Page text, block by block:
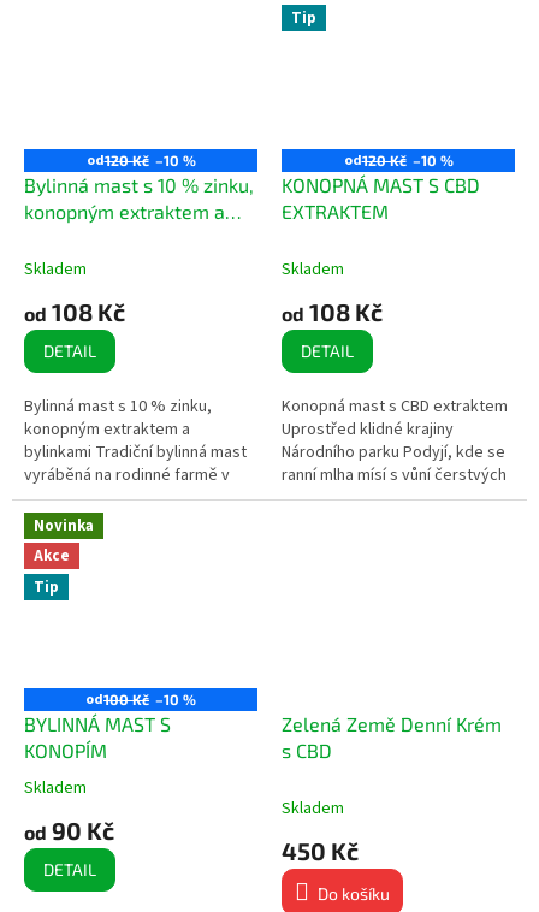
od120 Kč –10 %
Bylinná mast s 10 % zinku,
konopným extraktem a
Skladem
od 108 Kč
DETAIL
Bylinná mast s 10 % zinku,
konopným extraktem a
bylinkami Tradiční bylinná mast
vyráběná na rodinné farmě v
oblasti Podyjí National Park.
Spojuje sílu pečlivě vybraných...
Tip
od120 Kč –10 %
KONOPNÁ MAST S CBD
EXTRAKTEM
Skladem
od 108 Kč
DETAIL
Konopná mast s CBD extraktem
Uprostřed klidné krajiny
Národního parku Podyjí, kde se
ranní mlha mísí s vůní čerstvých
bylin, pěstujeme naše konopí s
Novinka
Akce
Tip
od100 Kč –10 %
BYLINNÁ MAST S
KONOPÍM
Průměrné
produktu
je
5,0
Skladem
od 90 Kč
DETAIL
Zelená Země Denní Krém
s CBD
Skladem
450 Kč
Do košíku